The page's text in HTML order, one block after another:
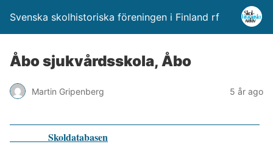
Svenska skolhistoriska föreningen i Finland rf
Åbo sjukvårdsskola, Åbo
Martin Gripenberg 5 år ago
Skoldatabasen